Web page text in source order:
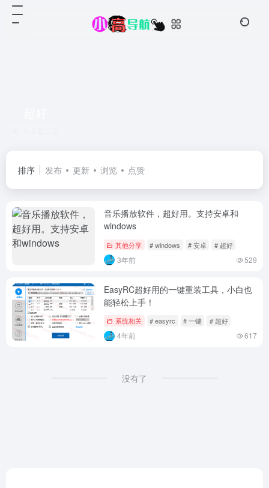
排序 发布 更新 浏览 点赞
音乐播放软件，超好用。支持安卓和
windows
其他分享 # windows # 安卓 # 超好
3年前 529
EasyRC超好用的一键重装工具，小白也
能轻松上手！
系统相关 # easyrc # 一键 # 超好
4年前 617
没有了